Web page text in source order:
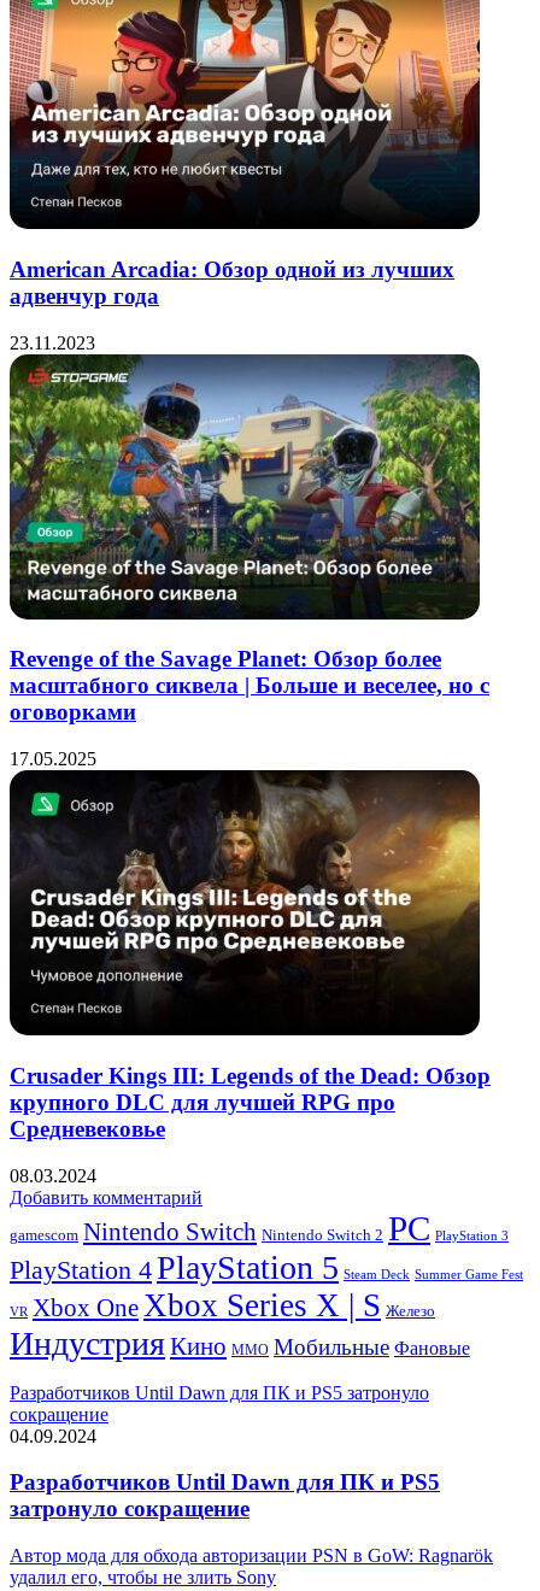
American Arcadia: Обзор одной из лучших
адвенчур года
23.11.2023
Revenge of the Savage Planet: Обзор более
масштабного сиквела | Больше и веселее, но с
оговорками
17.05.2025
Crusader Kings III: Legends of the Dead: Обзор
крупного DLC для лучшей RPG про
Средневековье
08.03.2024
Добавить комментарий
gamescom Nintendo Switch Nintendo Switch 2 PC PlayStation 3
PlayStation 4PlayStation 5 Steam Deck Summer Game Fest
VR Xbox One Xbox Series X | S Железо
ИндустрияКино ММО Мобильные Фановые
Разработчиков Until Dawn для ПК и PS5 затронуло
сокращение
04.09.2024
Разработчиков Until Dawn для ПК и PS5
затронуло сокращение
Автор мода для обхода авторизации PSN в GoW: Ragnarök
удалил его, чтобы не злить Sony